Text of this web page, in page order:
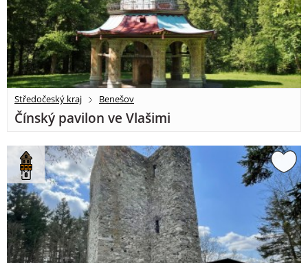
Středočeský kraj Benešov
Čínský pavilon ve Vlašimi